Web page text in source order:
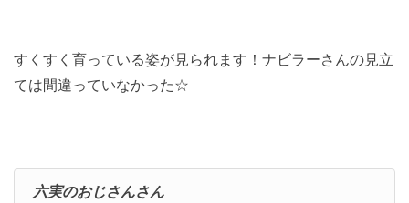
すくすく育っている姿が見られます！ナビラーさんの見立
ては間違っていなかった☆
六実のおじさんさん